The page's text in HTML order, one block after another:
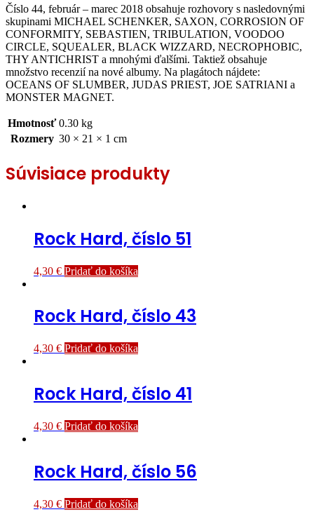
Číslo 44, február – marec 2018 obsahuje rozhovory s nasledovnými
skupinami MICHAEL SCHENKER, SAXON, CORROSION OF
CONFORMITY, SEBASTIEN, TRIBULATION, VOODOO
CIRCLE, SQUEALER, BLACK WIZZARD, NECROPHOBIC,
THY ANTICHRIST a mnohými ďalšími. Taktiež obsahuje
množstvo recenzií na nové albumy. Na plagátoch nájdete:
OCEANS OF SLUMBER, JUDAS PRIEST, JOE SATRIANI a
MONSTER MAGNET.
Hmotnosť 0.30 kg
Rozmery 30 × 21 × 1 cm
Súvisiace produkty
Rock Hard, číslo 51
4,30 € Pridať do košíka
Rock Hard, číslo 43
4,30 € Pridať do košíka
Rock Hard, číslo 41
4,30 € Pridať do košíka
Rock Hard, číslo 56
4,30 € Pridať do košíka